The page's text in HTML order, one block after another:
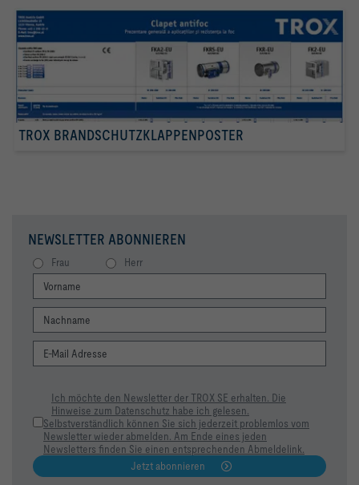
TROX BRANDSCHUTZKLAPPENPOSTER
NEWSLETTER ABONNIEREN
Frau Herr
Ich möchte den Newsletter der TROX SE erhalten. Die
Hinweise zum Datenschutz habe ich gelesen.
Selbstverständlich können Sie sich jederzeit problemlos vom
Newsletter wieder abmelden. Am Ende eines jeden
Newsletters finden Sie einen entsprechenden Abmeldelink.
Jetzt abonnieren